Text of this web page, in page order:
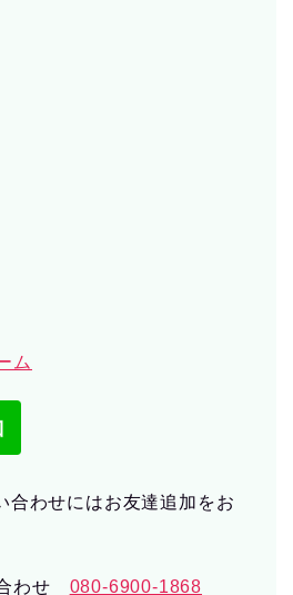
ム
合わせにはお友達追加をお
わせ 080-6900-1868